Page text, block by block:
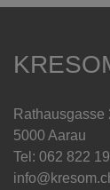
Rathausgasse
5000 Aarau
Tel: 062 822